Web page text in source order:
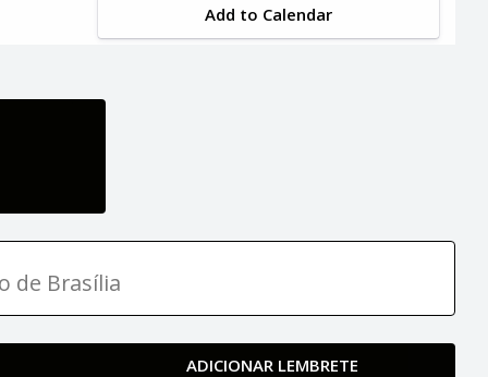
Add to Calendar
de Brasília
ADICIONAR LEMBRETE